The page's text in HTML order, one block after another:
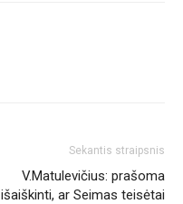
Sekantis straipsnis
V.Matulevičius: prašoma
išaiškinti, ar Seimas teisėtai